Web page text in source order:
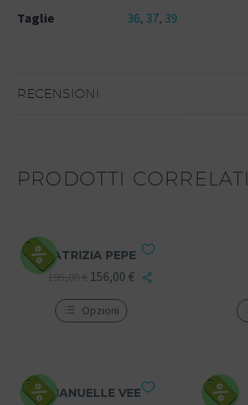
Taglie 36, 37, 39
RECENSIONI
PRODOTTI CORRELATI
PATRIZIA PEPE
195,00€ 156,00 €
Opzioni
EMANUELLE VEE